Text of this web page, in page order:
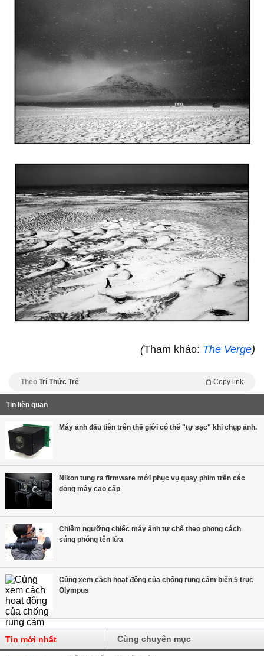
(Tham khảo: The Verge)
Theo Trí Thức Trẻ Copy link
Tin liên quan
Máy ảnh đầu tiên trên thế giới có thể "tự sạc" khi chụp ảnh.
Nikon tung ra firmware mới phục vụ quay phim trên các
dòng máy cao cấp
Chiêm ngưỡng chiếc máy ảnh tự chế theo phong cách
súng phóng tên lửa
Cùng xem cách hoạt động của chống rung cảm biến 5 trục
Olympus
Tin mới nhất Cùng chuyên mục